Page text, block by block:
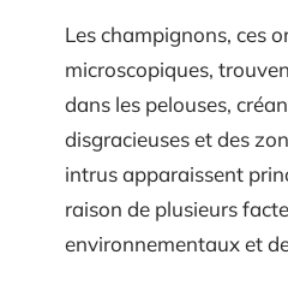
Les champignons, ces
microscopiques,
dans les pelouses,
disgracieuses et des
intrus apparaissent
raison de plusieurs
environnementaux et